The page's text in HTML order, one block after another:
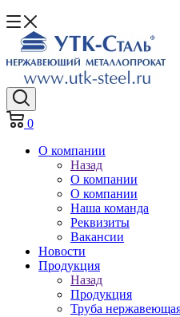
0
О компании
Назад
О компании
О компании
Наша команда
Реквизиты
Вакансии
Новости
Продукция
Назад
Продукция
Труба